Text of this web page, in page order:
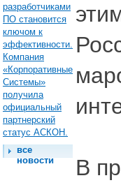
разработчиками
ПО становится
ключом к
эффективности.
Компания
«Корпоративные
Системы»
получила
официальный
партнерский
статус АСКОН.
все
новости
В